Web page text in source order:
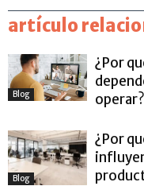
artículo
Blog
¿Por
operar?
Blog
¿Por